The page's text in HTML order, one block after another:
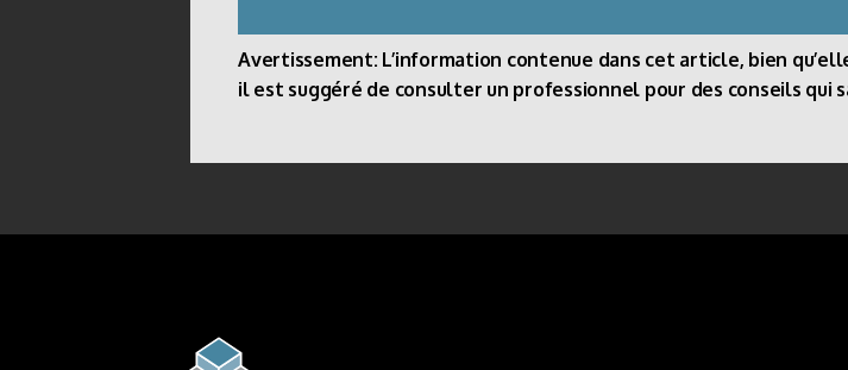
Avertissement: L’information contenue dans cet article, bien
il est suggéré de consulter un professionnel pour des conseils